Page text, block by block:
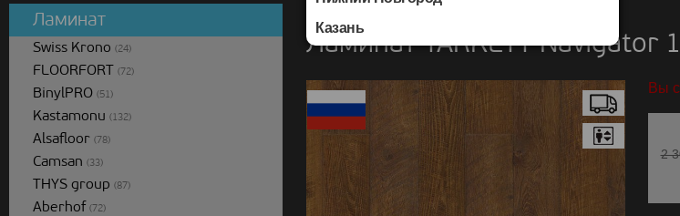
Казань
Ламинат TARKETT Navigator
Вы
2
Ламинат
Swiss Krono (24)
FLOORFORT (72)
BinylPRO (51)
Kastamonu (132)
Alsafloor (78)
Camsan (33)
THYS group (87)
Aberhof (72)